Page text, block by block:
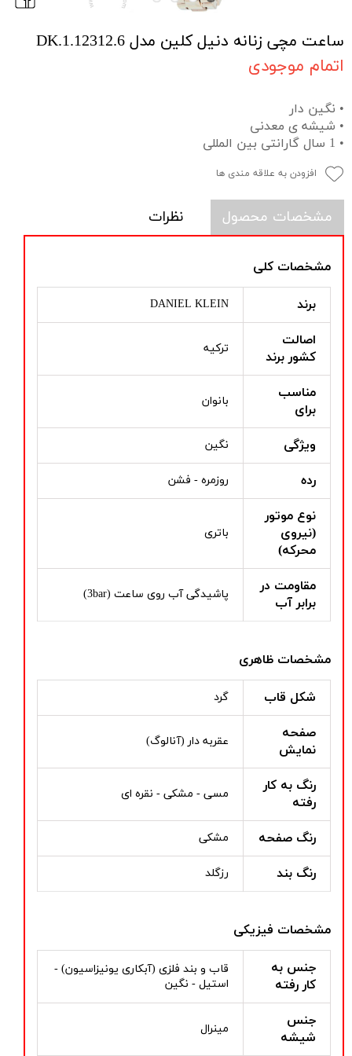
ساعت مچی زنانه دنیل کلین مدل DK.1.12312.6
اتمام موجودی
• نگین دار
• شیشه ی معدنی
• 1 سال گارانتی بین المللی
افزودن به علاقه مندی ها
مشخصات محصول نظرات
مشخصات کلی
برند DANIEL KLEIN
اصالت
کشور برند
ترکیه
مناسب
برای
بانوان
ویژگی نگین
رده روزمره - فشن
نوع موتور
(نیروی
محرکه)
باتری
مقاومت در
برابر آب
پاشیدگی آب روی ساعت (3bar)
مشخصات ظاهری
شکل قاب گرد
صفحه
نمایش
عقربه دار (آنالوگ)
رنگ به کار
رفته
مسی - مشکی - نقره ای
رنگ صفحه مشکی
رنگ بند رزگلد
مشخصات فیزیکی
جنس به
کار رفته
قاب و بند فلزی (آبکاری یونیزاسیون) -
استیل - نگین
جنس
شیشه
مینرال